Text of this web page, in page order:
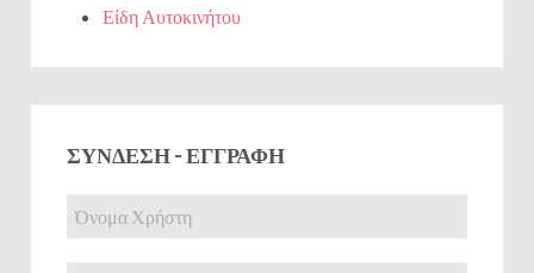
Είδη Αυτοκινήτου
ΣΎΝΔΕΣΗ - ΕΓΓΡΑΦΉ